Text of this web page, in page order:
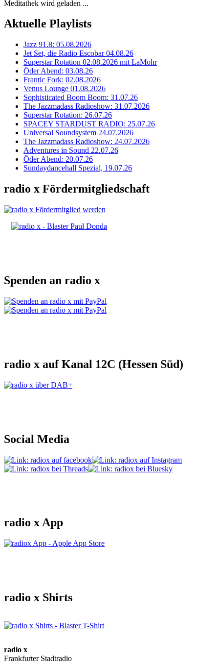
Meditathek wird geladen ...
Aktuelle Playlists
Jazz 91.8: 05.08.2026
Jet Set, die Radio Escobar 04.08.26
Superstar Rotation 02.08.2026 mit LaMohr
Öder Abend: 03.08.26
Frantic Fork: 02.08.2026
Venus Lounge 01.08.2026
Sophisticated Boom Boom: 31.07.26
The Jazzmadass Radioshow: 31.07.2026
Superstar Rotation: 26.07.26
SPACEY STARDUST RADIO: 25.07.26
Universal Soundsystem 24.07.2026
The Jazzmadass Radioshow: 24.07.2026
Adventures in Sound 22.07.26
Öder Abend: 20.07.26
Sundaydancehall Spezial, 19.07.26
radio x Fördermitgliedschaft
Spenden an radio x
radio x auf Kanal 12C (Hessen Süd)
Social Media
radio x App
radio x Shirts
radio x
Frankfurter Stadtradio